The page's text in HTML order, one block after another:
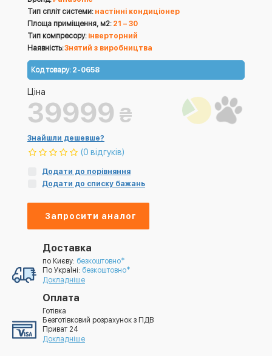
Тип спліт системи: настінні кондиціонер
Площа приміщення, м2: 21 – 30
Тип компресору: інверторний
Наявність:Знятий з виробництва
Код товару: 2-0658
Ціна
39999 ₴
Знайшли дешевше?
(0 відгуків)
Додати до порівняння
Додати до списку бажань
Запросити аналог
Доставка
по Києву: безкоштовно*
По УкраЇні: безкоштовно*
Докладніше
Оплата
Готівка
Безготівковий розрахунок з ПДВ
Приват 24
Докладніше